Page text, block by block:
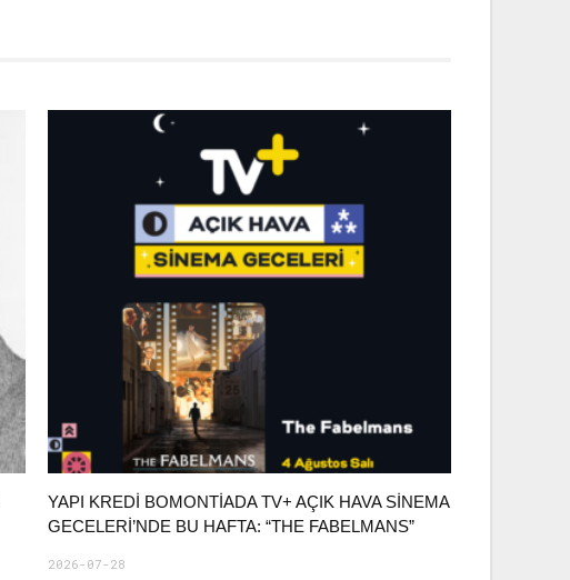
YAPI KREDI BOMONTIADA TV+ AÇIK HAVA SINEMA
GECELERI’NDE BU HAFTA: “THE FABELMANS”
2026-07-28